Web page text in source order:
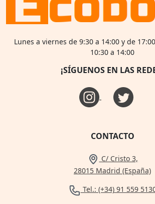
Lunes a viernes de 9:30 a 14:00 y de
10:30 a 14:00
¡SÍGUENOS EN LAS
CONTACTO
C/ Cristo 3,
28015 Madrid (España)
Tel.: (+34) 91 559